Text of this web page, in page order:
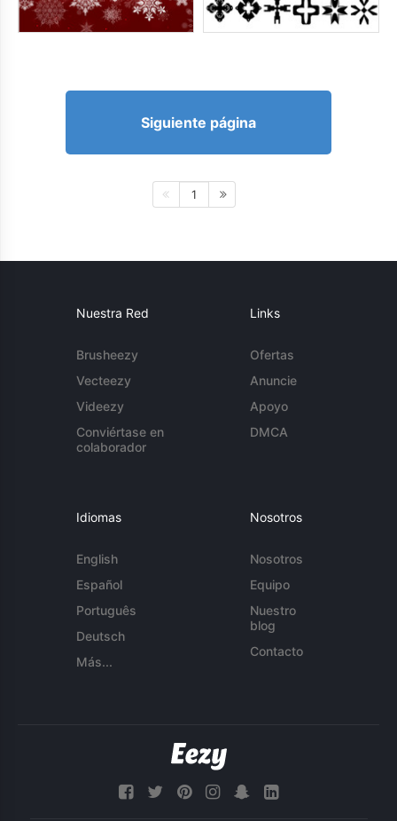
Siguiente página
1
Nuestra Red
Brusheezy
Vecteezy
Videezy
Conviértase en
colaborador
Links
Ofertas
Anuncie
Apoyo
DMCA
Idiomas
English
Español
Português
Deutsch
Más...
Nosotros
Nosotros
Equipo
Nuestro
blog
Contacto